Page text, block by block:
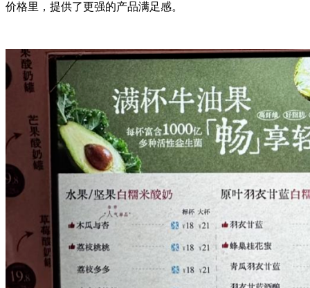
价格里，提供了更强的产品满足感。